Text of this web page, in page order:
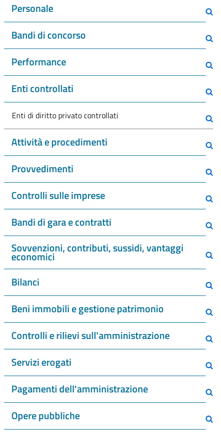
Personale
Bandi di concorso
Performance
Enti controllati
Enti di diritto privato controllati
Attività e procedimenti
Provvedimenti
Controlli sulle imprese
Bandi di gara e contratti
Sovvenzioni, contributi, sussidi, vantaggi
economici
Bilanci
Beni immobili e gestione patrimonio
Controlli e rilievi sull'amministrazione
Servizi erogati
Pagamenti dell'amministrazione
Opere pubbliche